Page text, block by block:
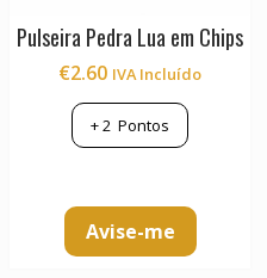
Pulseira Pedra Lua em Chips
€2.60 IVA Incluído
+2 Pontos
Avise-me